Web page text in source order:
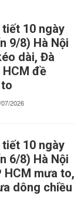
10 ngày
9/8) Hà Nội
dài, Đà
HCM đề
2026
10 ngày
6/8) Hà Nội
HCM mưa to,
dông chiều